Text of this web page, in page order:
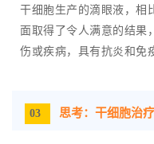
干细胞生产的滴眼液，相
面取得了令人满意的结果
伤或疾病，具有抗炎和免
03 思考：干细胞治